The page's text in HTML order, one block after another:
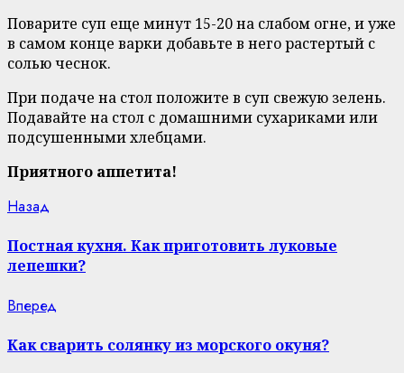
Поварите суп еще минут 15-20 на слабом огне, и уже
в самом конце варки добавьте в него растертый с
солью чеснок.
При подаче на стол положите в суп свежую зелень.
Подавайте на стол с домашними сухариками или
подсушенными хлебцами.
Приятного аппетита!
Continue
Reading
Назад
Постная кухня. Как приготовить луковые
лепешки?
Вперед
Как сварить солянку из морского окуня?